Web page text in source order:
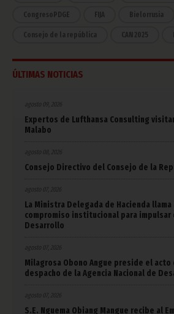
CongresoPDGE FIJA Bielorrusia
Consejo de la república CAN 2025
ÚLTIMAS NOTICIAS
agosto 09, 2026
Expertos de Lufthansa Consulting
Malabo
Consejo Directivo del Consejo de la
agosto 07, 2026
La Ministra Delegada de Hacienda
compromiso institucional para impulsar
Desarrollo
agosto 07, 2026
Milagrosa Obono Angue preside el
despacho de la Agencia Nacional de
agosto 07, 2026
S.E. Nguema Obiang Mangue recibe al